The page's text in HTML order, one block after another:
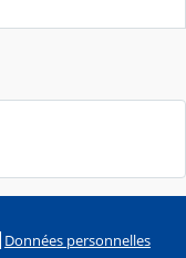
Données personnelles